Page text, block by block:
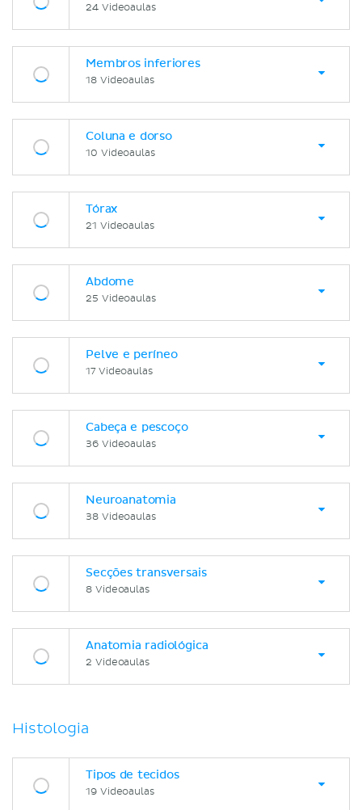
24 Videoaulas
Membros inferiores
18 Videoaulas
Coluna e dorso
10 Videoaulas
Tórax
21 Videoaulas
Abdome
25 Videoaulas
Pelve e períneo
17 Videoaulas
Cabeça e pescoço
36 Videoaulas
Neuroanatomia
38 Videoaulas
Secções transversais
8 Videoaulas
Anatomia radiológica
2 Videoaulas
Histologia
Tipos de tecidos
19 Videoaulas